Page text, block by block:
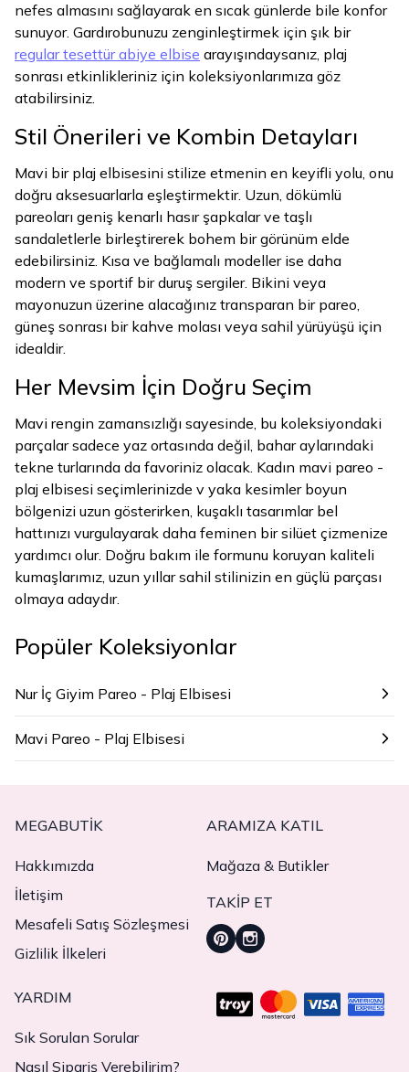
nefes almasını sağlayarak en sıcak günlerde bile konfor
sunuyor. Gardırobunuzu zenginleştirmek için şık bir
regular tesettür abiye elbise arayışındaysanız, plaj
sonrası etkinlikleriniz için koleksiyonlarımıza göz
atabilirsiniz.
Stil Önerileri ve Kombin Detayları
Mavi bir plaj elbisesini stilize etmenin en keyifli yolu, onu
doğru aksesuarlarla eşleştirmektir. Uzun, dökümlü
pareoları geniş kenarlı hasır şapkalar ve taşlı
sandaletlerle birleştirerek bohem bir görünüm elde
edebilirsiniz. Kısa ve bağlamalı modeller ise daha
modern ve sportif bir duruş sergiler. Bikini veya
mayonuzun üzerine alacağınız transparan bir pareo,
güneş sonrası bir kahve molası veya sahil yürüyüşü için
idealdir.
Her Mevsim İçin Doğru Seçim
Mavi rengin zamansızlığı sayesinde, bu koleksiyondaki
parçalar sadece yaz ortasında değil, bahar aylarındaki
tekne turlarında da favoriniz olacak. Kadın mavi pareo -
plaj elbisesi seçimlerinizde v yaka kesimler boyun
bölgenizi uzun gösterirken, kuşaklı tasarımlar bel
hattınızı vurgulayarak daha feminen bir silüet çizmenize
yardımcı olur. Doğru bakım ile formunu koruyan kaliteli
kumaşlarımız, uzun yıllar sahil stilinizin en güçlü parçası
olmaya adaydır.
Popüler Koleksiyonlar
Nur İç Giyim Pareo - Plaj Elbisesi
Mavi Pareo - Plaj Elbisesi
MEGABUTIK
Hakkımızda
İletişim
Mesafeli Satış Sözleşmesi
Gizlilik İlkeleri
ARAMIZA KATIL
Mağaza & Butikler
TAKIP ET
YARDIM
Sık Sorulan Sorular
Nasıl Sipariş Verebilirim?